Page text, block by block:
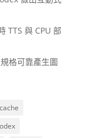
TTS 與 CPU 部
格可靠產生圖
cache